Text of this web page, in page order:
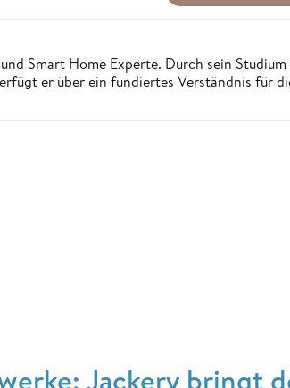
Smart Home Experte. Durch sein
er über ein fundiertes Verständnis für
Jackery bringt